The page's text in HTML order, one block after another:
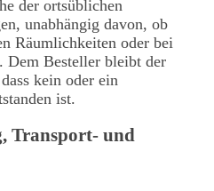
der ortsüblichen
unabhängig davon, ob
Räumlichkeiten oder bei
Dem Besteller bleibt der
kein oder ein
ist.
Transport- und